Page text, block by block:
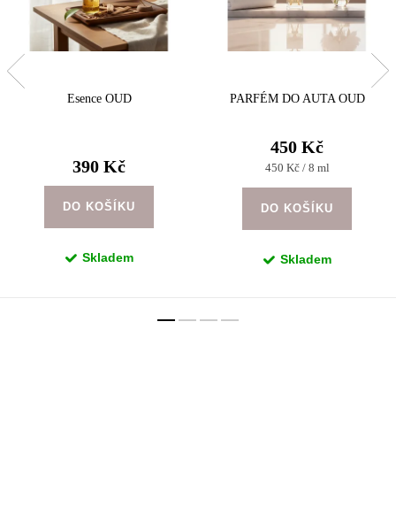
Esence OUD
390 Kč
DO KOŠÍKU
Skladem
PARFÉM DO AUTA OUD
450 Kč
Měrná
cena:
450 Kč / 8 ml
DO KOŠÍKU
Skladem